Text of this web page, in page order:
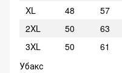
XL
48 57
2XL
50 63
3XL
50 61
Убакс